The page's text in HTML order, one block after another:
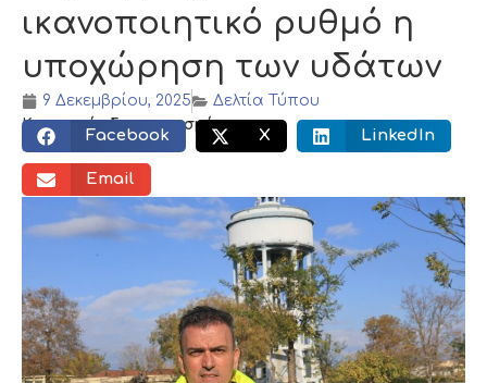
ικανοποιητικό ρυθμό η
υποχώρηση των υδάτων
9 Δεκεμβρίου, 2025
Δελτία Τύπου
Κοινωνικός διαμοιρασμός:
Facebook X LinkedIn
Email